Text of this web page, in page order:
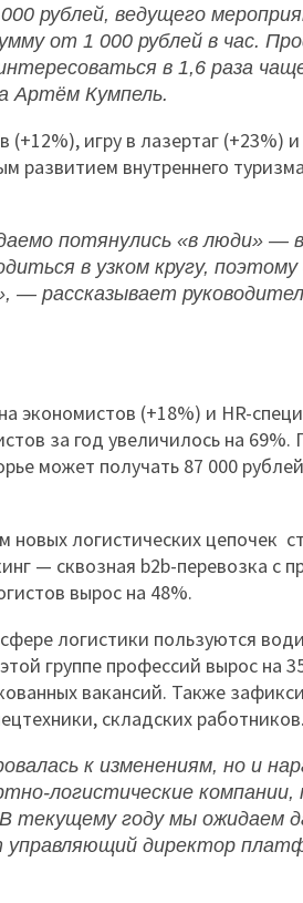
рублей, ведущего
от 1 000 рублей в час.
в 1,6 раза
Артём Кумпель.
игру в лазертаг (+23%)
развитием внутреннего
потянулись «в люди» —
в узком кругу, поэтому
— рассказывает
экономистов (+18%) и HR-
за год увеличилось на
может получать 87 000
логистических цепочек
— сквозная b2b-перевозка с
вырос на 48%.
логистики пользуются
группе профессий вырос на
вакансий. Также
складских работников.
к изменениям, но и
логистические компании,
году мы ожидаем
управляющий директор